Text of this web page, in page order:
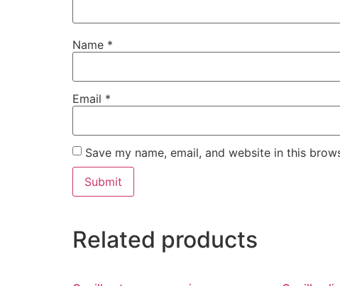
Name *
Email *
Save my name, email, and website in this
Related products